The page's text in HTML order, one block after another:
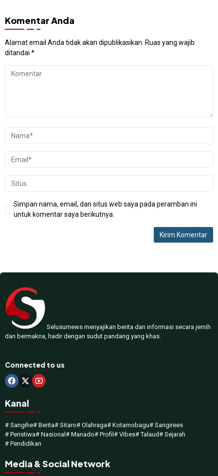
Komentar Anda
Alamat email Anda tidak akan dipublikasikan. Ruas yang wajib
ditandai *
Simpan nama, email, dan situs web saya pada peramban ini
untuk komentar saya berikutnya.
Selusurnews menyajikan berita dan informasi secara jernih
dan bermakna, hadir dengan sudut pandang yang khas.
Connected to us
Kanal
# Sangihe# Berita# Sitaro# Olahraga# Kotamobagu# Sangirees
# Peristiwa# Nasional # Manado# Profil # Vibes# Talaud# Sejarah
# Pendidikan
Media & Social Network